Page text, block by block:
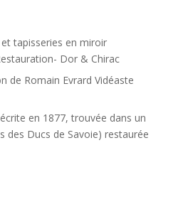
tapisseries en miroir
Dor & Chirac
de Romain Evrard Vidéaste
en 1877, trouvée dans un
des Ducs de Savoie) restaurée